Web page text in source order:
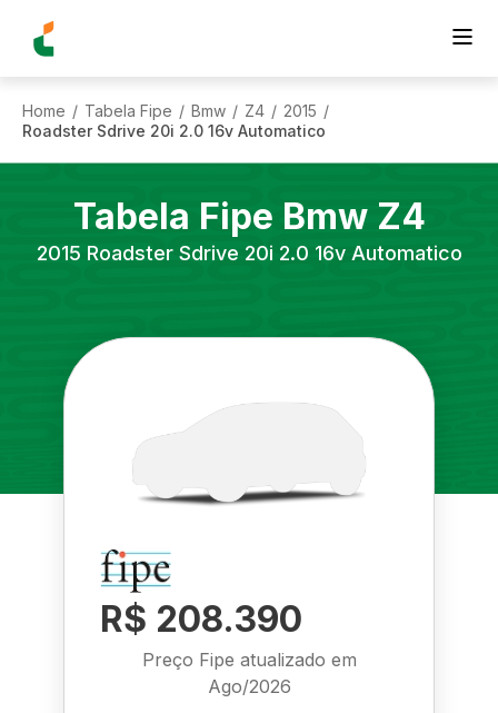
Home / Tabela Fipe / Bmw / Z4 / 2015 /
Roadster Sdrive 20i 2.0 16v Automatico
Tabela Fipe Bmw Z4
2015 Roadster Sdrive 20i 2.0 16v Automatico
R$ 208.390
Preço Fipe atualizado em
Ago/2026